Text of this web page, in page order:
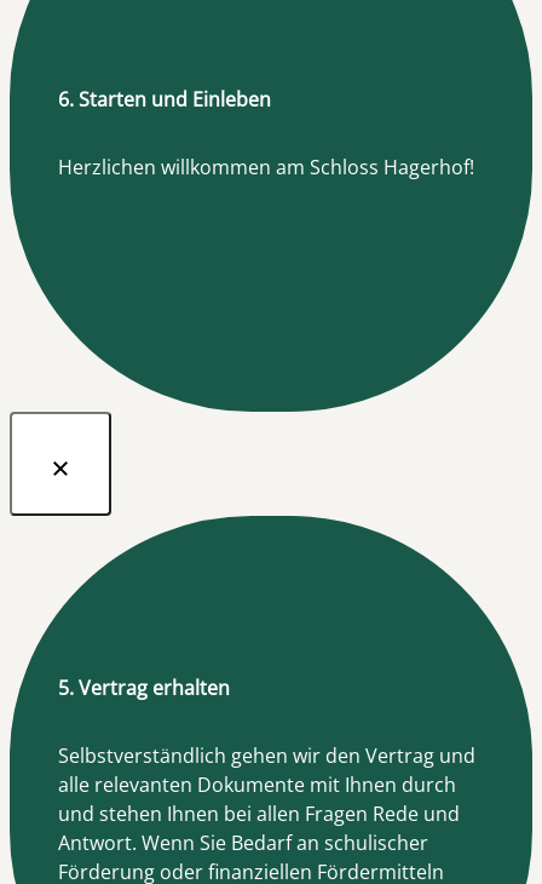
6. Starten und Einleben
Herzlichen willkommen am Schloss Hagerhof!
5. Vertrag erhalten
Selbstverständlich gehen wir den Vertrag und
alle relevanten Dokumente mit Ihnen durch
und stehen Ihnen bei allen Fragen Rede und
Antwort. Wenn Sie Bedarf an schulischer
Förderung oder finanziellen Fördermitteln